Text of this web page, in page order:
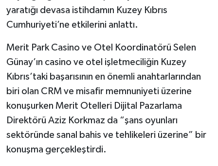
yaratığı devasa istihdamın Kuzey Kıbrıs
Cumhuriyeti’ne etkilerini anlattı.
Merit Park Casino ve Otel Koordinatörü Selen
Günay’ın casino ve otel işletmeciliğin Kuzey
Kıbrıs’taki başarısının en önemli anahtarlarından
biri olan CRM ve misafir memnuniyeti üzerine
konuşurken Merit Otelleri Dijital Pazarlama
Direktörü Aziz Korkmaz da “şans oyunları
sektöründe sanal bahis ve tehlikeleri üzerine” bir
konuşma gerçekleştirdi.